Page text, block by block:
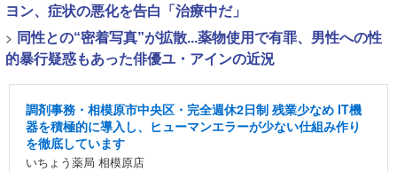
ヨン、症状の悪化を告白「治療中だ」
> 同性との“密着写真”が拡散...薬物使用で有罪、男性への性
的暴行疑惑もあった俳優ユ・アインの近況
調剤事務・相模原市中央区・完全週休2日制 残業少なめ IT機
器を積極的に導入し、ヒューマンエラーが少ない仕組み作り
を徹底しています
いちょう薬局 相模原店